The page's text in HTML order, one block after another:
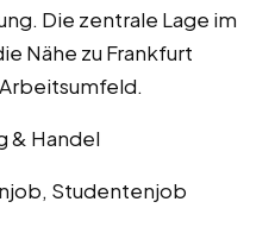
Die zentrale Lage im
Nähe zu Frankfurt
& Handel
Studentenjob